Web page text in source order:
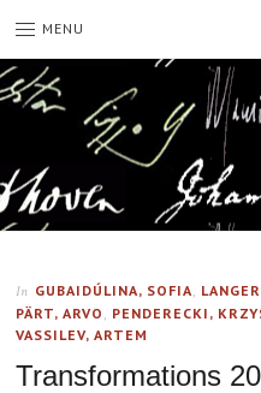
MENU
In GUBAIDÚLINA, SOFIA,
PÄRT, ARVO , PENDERECKI,
VASSILEV, ARTEM
Transformations